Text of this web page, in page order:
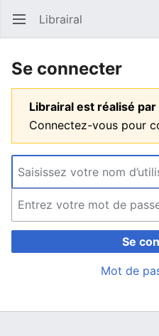
Ouvrir le menu principal Librairal
Se connecter
Librairal est réalisé
Connectez-vous pour
Se
Mot de